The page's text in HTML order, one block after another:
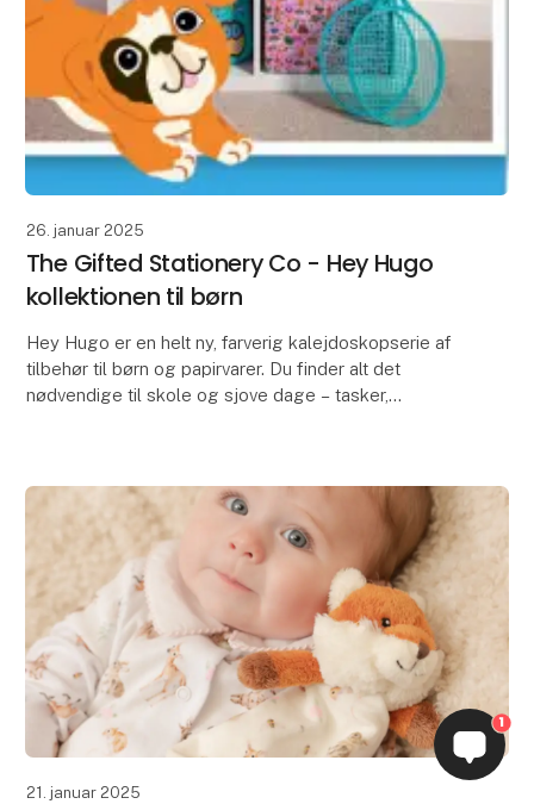
26. januar 2025
The Gifted Stationery Co - Hey Hugo
kollektionen til børn
Hey Hugo er en helt ny, farverig kalejdoskopserie af
tilbehør til børn og papirvarer. Du finder alt det
nødvendige til skole og sjove dage – tasker,
21. januar 2025
1